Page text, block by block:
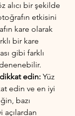
alıcı bir şekilde
etkisini
kare olarak
bir kare
gibi farklı
edin: Yüz
edin ve en iyi
bazı
açılardan